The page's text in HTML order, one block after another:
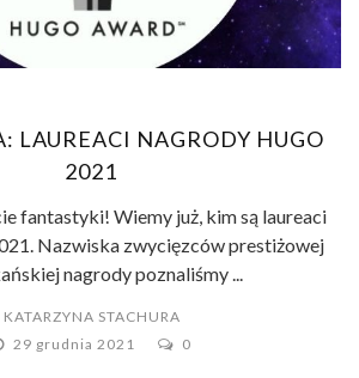
LAUREACI NAGRODY HUGO
2021
fantastyki! Wiemy już, kim są laureaci
Nazwiska zwycięzców prestiżowej
nagrody poznaliśmy ...
KATARZYNA STACHURA
29 grudnia 2021
0